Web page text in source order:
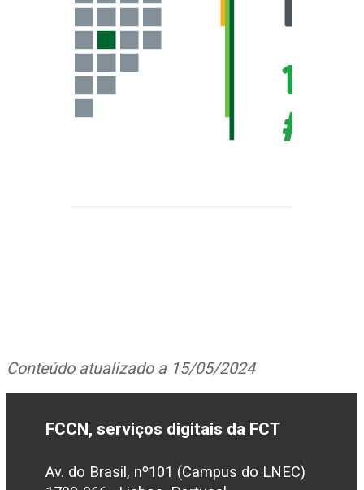
Conteúdo atualizado a 15/05/2024
FCCN, serviços digitais da FCT
Av. do Brasil, nº101 (Campus do LNEC)